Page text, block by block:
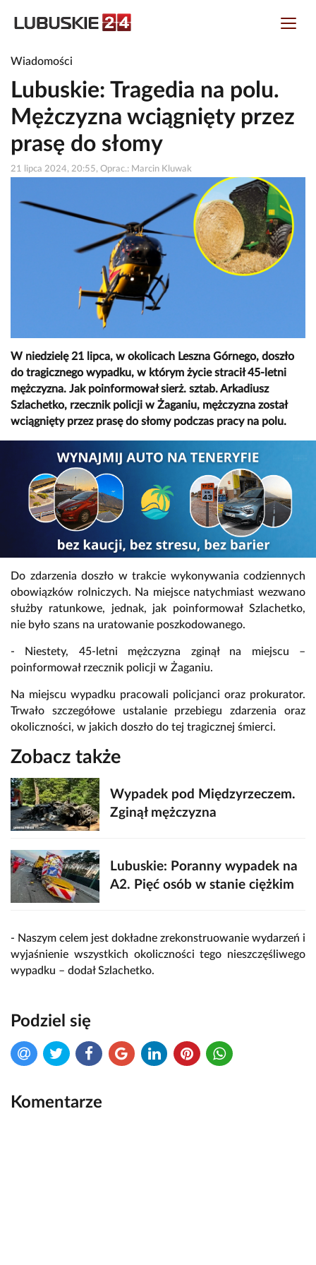
Wiadomości
Lubuskie: Tragedia na polu.
Mężczyzna wciągnięty przez
prasę do słomy
21 lipca 2024, 20:55, Oprac.: Marcin Kluwak
W niedzielę 21 lipca, w okolicach Leszna Górnego, doszło
do tragicznego wypadku, w którym życie stracił 45-letni
mężczyzna. Jak poinformował sierż. sztab. Arkadiusz
Szlachetko, rzecznik policji w Żaganiu, mężczyzna został
wciągnięty przez prasę do słomy podczas pracy na polu.
Do zdarzenia doszło w trakcie wykonywania codziennych
obowiązków rolniczych. Na miejsce natychmiast wezwano
służby ratunkowe, jednak, jak poinformował Szlachetko,
nie było szans na uratowanie poszkodowanego.
- Niestety, 45-letni mężczyzna zginął na miejscu –
poinformował rzecznik policji w Żaganiu.
Na miejscu wypadku pracowali policjanci oraz prokurator.
Trwało szczegółowe ustalanie przebiegu zdarzenia oraz
okoliczności, w jakich doszło do tej tragicznej śmierci.
Zobacz także
Wypadek pod Międzyrzeczem.
Zginął mężczyzna
Lubuskie: Poranny wypadek na
A2. Pięć osób w stanie ciężkim
- Naszym celem jest dokładne zrekonstruowanie wydarzeń i
wyjaśnienie wszystkich okoliczności tego nieszczęśliwego
wypadku – dodał Szlachetko.
Podziel się
Komentarze